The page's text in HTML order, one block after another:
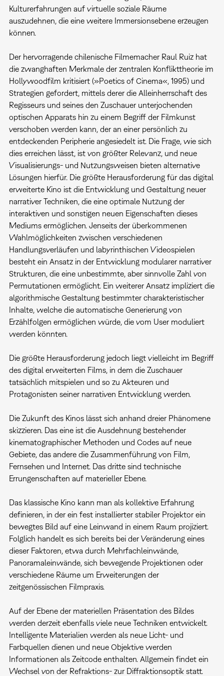
Kulturerfahrungen auf virtuelle soziale Räume
auszudehnen, die eine weitere Immersionsebene erzeugen
können.
Der hervorragende chilenische Filmemacher Raul Ruiz hat
die zwanghaften Merkmale der zentralen Konflikttheorie im
Hollywoodfilm kritisiert (»Poetics of Cinema«, 1995) und
Strategien gefordert, mittels derer die Alleinherrschaft des
Regisseurs und seines den Zuschauer unterjochenden
optischen Apparats hin zu einem Begriff der Filmkunst
verschoben werden kann, der an einer persönlich zu
entdeckenden Peripherie angesiedelt ist. Die Frage, wie sich
dies erreichen lässt, ist von größter Relevanz, und neue
Visualisierungs- und Nutzungsweisen bieten alternative
Lösungen hierfür. Die größte Herausforderung für das digital
erweiterte Kino ist die Entwicklung und Gestaltung neuer
narrativer Techniken, die eine optimale Nutzung der
interaktiven und sonstigen neuen Eigenschaften dieses
Mediums ermöglichen. Jenseits der überkommenen
Wahlmöglichkeiten zwischen verschiedenen
Handlungsverläufen und labyrinthischen Videospielen
besteht ein Ansatz in der Entwicklung modularer narrativer
Strukturen, die eine unbestimmte, aber sinnvolle Zahl von
Permutationen ermöglicht. Ein weiterer Ansatz impliziert die
algorithmische Gestaltung bestimmter charakteristischer
Inhalte, welche die automatische Generierung von
Erzählfolgen ermöglichen würde, die vom User moduliert
werden könnten.
Die größte Herausforderung jedoch liegt vielleicht im Begriff
des digital erweiterten Films, in dem die Zuschauer
tatsächlich mitspielen und so zu Akteuren und
Protagonisten seiner narrativen Entwicklung werden.
Die Zukunft des Kinos lässt sich anhand dreier Phänomene
skizzieren. Das eine ist die Ausdehnung bestehender
kinematographischer Methoden und Codes auf neue
Gebiete, das andere die Zusammenführung von Film,
Fernsehen und Internet. Das dritte sind technische
Errungenschaften auf materieller Ebene.
Das klassische Kino kann man als kollektive Erfahrung
definieren, in der ein fest installierter stabiler Projektor ein
bewegtes Bild auf eine Leinwand in einem Raum projiziert.
Folglich handelt es sich bereits bei der Veränderung eines
dieser Faktoren, etwa durch Mehrfachleinwände,
Panoramaleinwände, sich bewegende Projektionen oder
verschiedene Räume um Erweiterungen der
zeitgenössischen Filmpraxis.
Auf der Ebene der materiellen Präsentation des Bildes
werden derzeit ebenfalls viele neue Techniken entwickelt.
Intelligente Materialien werden als neue Licht- und
Farbquellen dienen und neue Objektive werden
Informationen als Zeitcode enthalten. Allgemein findet ein
Wechsel von der Refraktions- zur Diffraktionsoptik statt.